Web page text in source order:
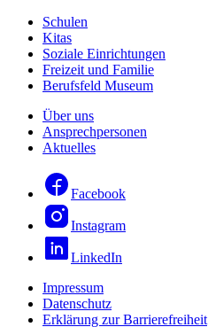
Schulen
Kitas
Soziale Einrichtungen
Freizeit und Familie
Berufsfeld Museum
Über uns
Ansprechpersonen
Aktuelles
Facebook
Instagram
LinkedIn
Impressum
Datenschutz
Erklärung zur Barrierefreiheit